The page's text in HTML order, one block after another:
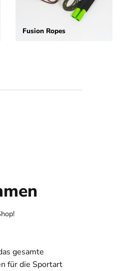
Fusion Ropes
gesamte
für die Sportart